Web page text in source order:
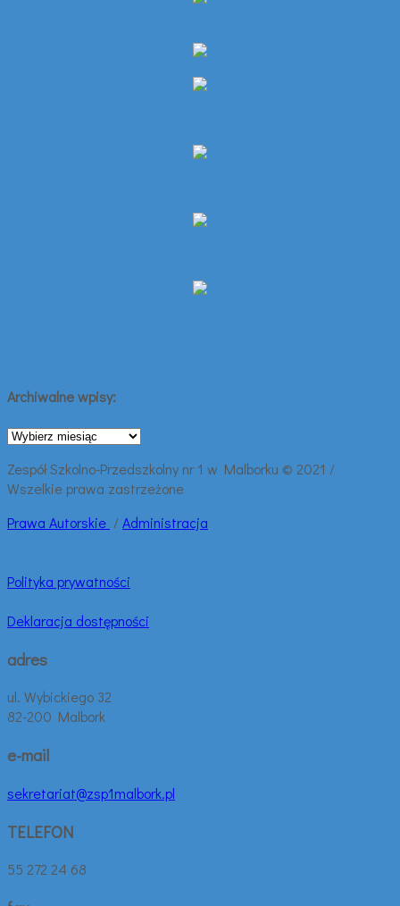
Archiwalne wpisy:
Archiwalne
Zespół Szkolno-Przedszkolny nr 1 w Malborku © 2021 /
Wszelkie prawa zastrzeżone
Prawa Autorskie /Administracja
Polityka prywatności
Deklaracja dostępności
adres
ul. Wybickiego 32
82-200 Malbork
e-mail
sekretariat@zsp1malbork.pl
TELEFON
55 272 24 68